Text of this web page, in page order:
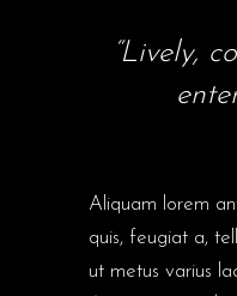
“Lively,
Aliquam lorem
quis, feugiat a,
ut metus varius